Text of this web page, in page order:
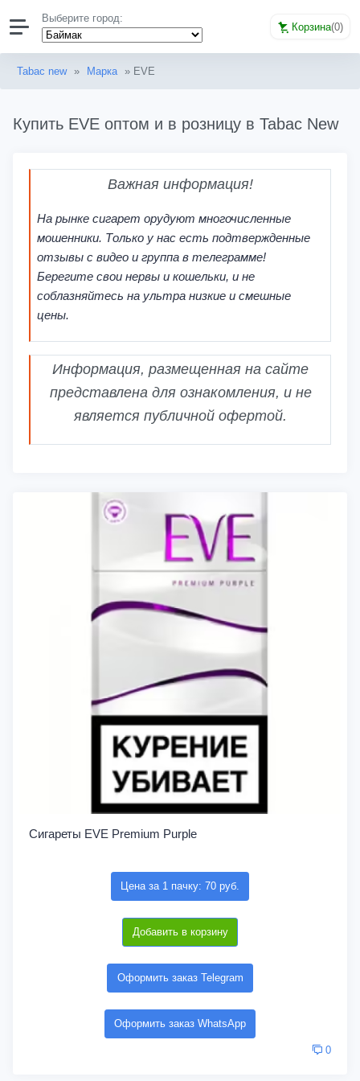
Выберите город:
Корзина(0)
Tabac new » Марка » EVE
Купить EVE оптом и в розницу в Tabac New
Важная информация!
На рынке сигарет орудуют многочисленные
мошенники. Только у нас есть подтвержденные
отзывы с видео и группа в телеграмме!
Берегите свои нервы и кошельки, и не
соблазняйтесь на ультра низкие и смешные
цены.
Информация, размещенная на сайте
представлена для ознакомления, и не
является публичной офертой.
Сигареты EVE Premium Purple
Цена за 1 пачку: 70 руб.
Добавить в корзину
Оформить заказ Telegram
Оформить заказ WhatsApp
0